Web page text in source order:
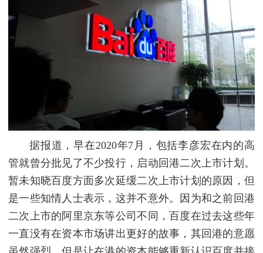
据报道，早在2020年7月，包括李彦宏在内的高
管就曾分批见了不少投行，启动回港二次上市计划。
暂未知晓百度方面多次延缓二次上市计划的原因，但
是一些知情人士表示，这并不意外。因为和之前回港
二次上市的阿里京东等公司不同，百度在过去这些年
一直没有在资本市场讲出更好的故事，其回港的意愿